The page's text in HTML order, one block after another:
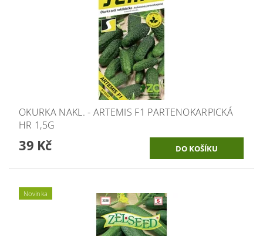
OKURKA NAKL. - ARTEMIS F1 PARTENOKARPICKÁ
HR 1,5G
39 Kč
Novinka